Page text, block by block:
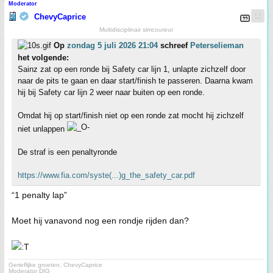
Moderator
ChevyCaprice
Multidisciplinair simcoureur
Op zondag 5 juli 2026 21:04schreef Peterselieman
het volgende:
Sainz zat op een ronde bij Safety car lijn 1, unlapte zichzelf door
naar de pits te gaan en daar start/finish te passeren. Daarna kwam
hij bij Safety car lijn 2 weer naar buiten op een ronde.
Omdat hij op start/finish niet op een ronde zat mocht hij zichzelf
niet unlappen
De straf is een penaltyronde
https://www.fia.com/syste(...)g_the_safety_car.pdf
“1 penalty lap”
Moet hij vanavond nog een rondje rijden dan?
Gerieflijke groeten, ChevyCaprice
Moderator DIG